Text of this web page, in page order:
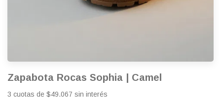
Zapabota Rocas Sophia | Camel
3 cuotas de $49.067 sin interés